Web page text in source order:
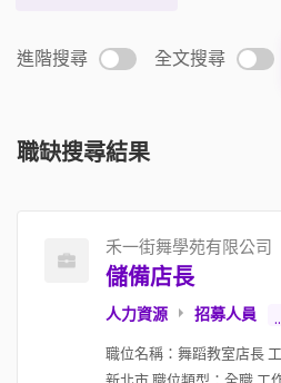
進階搜尋 全文搜尋
職缺搜尋結果
禾一街舞學苑有限公司
儲備店長
人力資源 招募人員
職位名稱：舞蹈教室店長